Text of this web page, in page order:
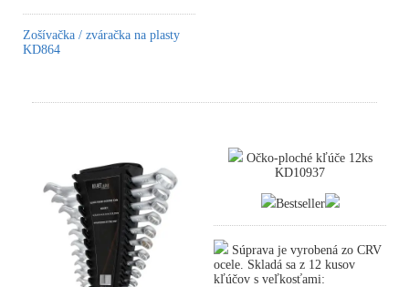
Zošívačka / zváračka na plasty
KD864
Očko-ploché kľúče 12ks
KD10937
Bestseller
Súprava je vyrobená zo CRV
ocele. Skladá sa z 12 kusov
kľúčov s veľkosťami: